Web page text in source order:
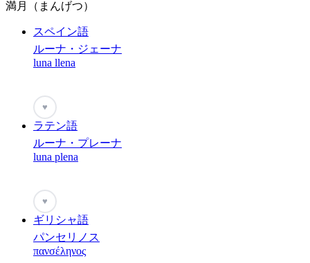
満月（まんげつ）
スペイン語
ルーナ・ジェーナ
luna llena
♥
ラテン語
ルーナ・プレーナ
luna plena
♥
ギリシャ語
パンセリノス
πανσέληνος